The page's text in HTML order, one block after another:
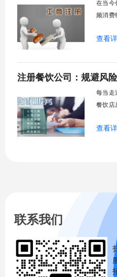
者会以
在当今
频消费
挑战。
对多部
未开始
近年
事”改
查看
注册餐饮公司：规避风
每当走
餐饮店
期待，
查看
联系我们